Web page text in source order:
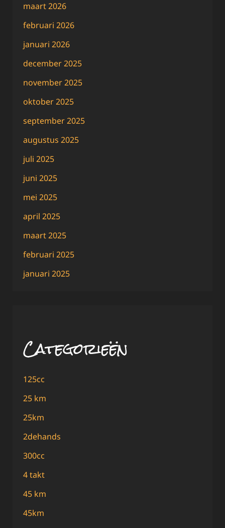
maart 2026
februari 2026
januari 2026
december 2025
november 2025
oktober 2025
september 2025
augustus 2025
juli 2025
juni 2025
mei 2025
april 2025
maart 2025
februari 2025
januari 2025
Categorieën
125cc
25 km
25km
2dehands
300cc
4 takt
45 km
45km